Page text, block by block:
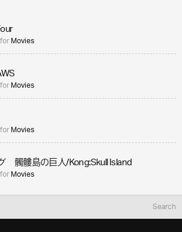
forMovies
forMovies
forMovies
髑髏島の巨人/Kong:Skull Island
forMovies